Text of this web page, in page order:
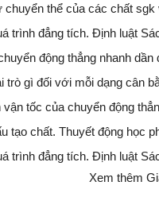
chuyển thể của các chất sgk
trình đẳng tích. Định luật
động thẳng nhanh
trò gì đối với mỗi dạng cân
tốc của chuyển động
tạo chất. Thuyết động học
trình đẳng tích. Định luật
Xem thêm